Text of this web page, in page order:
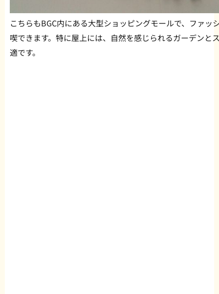
こちらもBGC内にある大型ショッピングモールで、ファッ
喫できます。特に屋上には、自然を感じられるガーデンと
適です。